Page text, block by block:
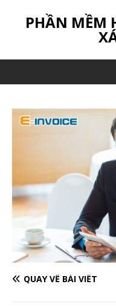
PHẦN MỀM
QUAY VỀ BÀI VIẾT